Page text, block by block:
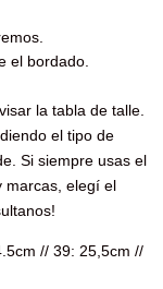
el bordado.
la tabla de talle.
el tipo de
Si siempre usas el
marcas, elegí el
// 39: 25,5cm //